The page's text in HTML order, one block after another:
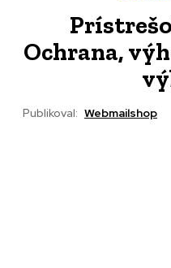
Ochrana,
Publikoval: Webmailshop